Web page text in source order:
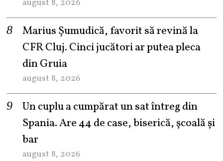
august 8, 2026
Marius Șumudică, favorit să revină la
CFR Cluj. Cinci jucători ar putea pleca
din Gruia
august 8, 2026
Un cuplu a cumpărat un sat întreg din
Spania. Are 44 de case, biserică, școală și
bar
august 8, 2026